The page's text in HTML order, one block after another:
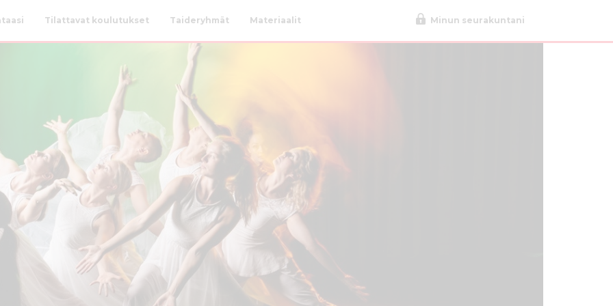
Tilattavat koulutukset Taideryhmät Materiaalit Minun seurakuntani